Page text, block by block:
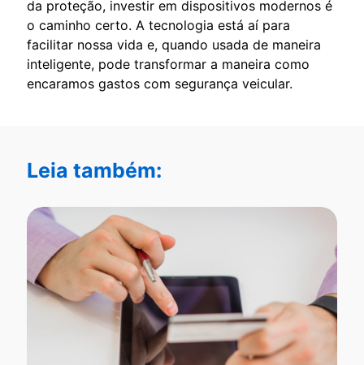
da proteção, investir em dispositivos modernos é
o caminho certo. A tecnologia está aí para
facilitar nossa vida e, quando usada de maneira
inteligente, pode transformar a maneira como
encaramos gastos com segurança veicular.
Leia também: